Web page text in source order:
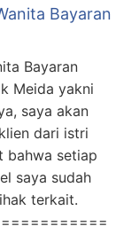
Bayaran
Bayaran
Meida yakni
saya akan
dari istri
bahwa setiap
saya sudah
terkait.